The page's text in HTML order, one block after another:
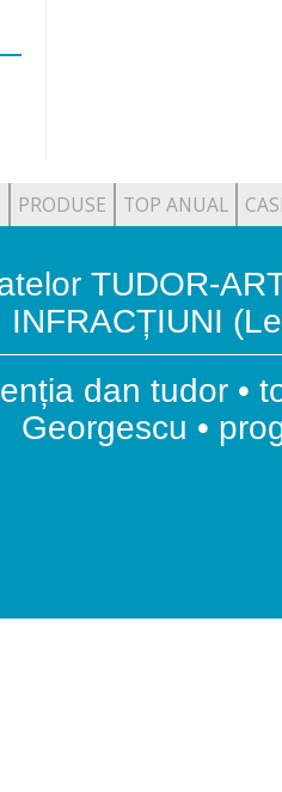
PRODUSE TOP ANUAL
TUDOR-
INFRACȚIUNI
dan tudor •
Georgescu •